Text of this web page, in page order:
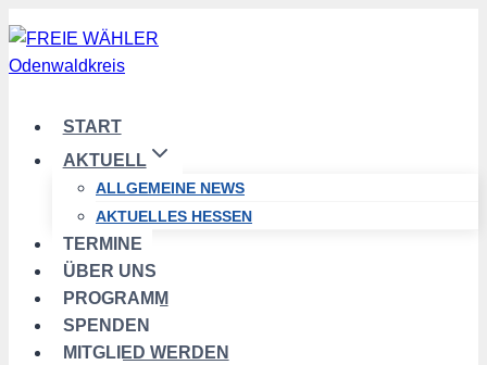
Zum
Inhalt
springen
START
AKTUELL
ALLGEMEINE NEWS
AKTUELLES HESSEN
TERMINE
ÜBER UNS
PROGRAMM
SPENDEN
MITGLIED WERDEN